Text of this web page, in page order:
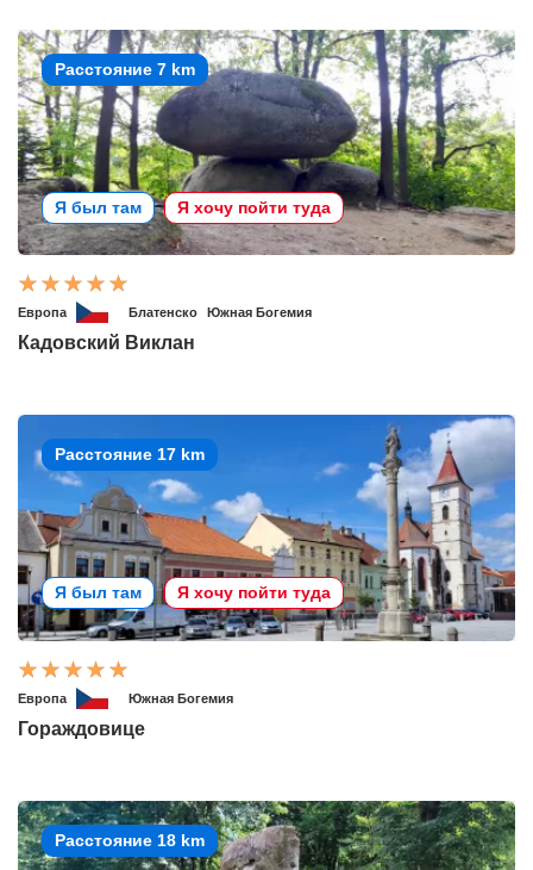
Расстояние 7 km
Я был там Я хочу пойти туда
Европа Блатенско Южная Богемия
Кадовский Виклан
Расстояние 17 km
Я был там Я хочу пойти туда
Европа Южная Богемия
Гораждовице
Расстояние 18 km